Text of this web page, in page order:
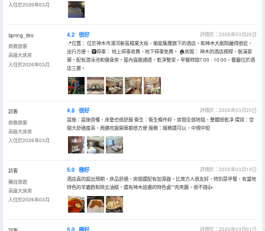
入住於2026年03月
Spring_Bro
商務旅客
高級大床房
入住於2026年03月
4.2 很好
評價於：2026年03月26日
📍位置： 位於神木市濱河新區楊業大街，榆能集團旗下的酒店，和神木大劇院離得很近，
出行方便。 🅿停車： 地上停車收費，地下停車免費。 🏠房間： 神木的酒店標桿，裝潢豪
華，配有游泳池和健身房。屋內寬敞通透，乾淨整潔，早餐時間7:00 - 10:00，餐廳位於酒
店三層。
訪客
商務旅客
高級大床房
入住於2026年03月
4.8 很好
評價於：2026年03月20日
設施：設施齊備，床墊也很舒服 衞生：衞生條件好，房間全部地毯，整體很乾凈 環境：空
間大舒適度高，周邊吃飯開車都很方便 服務：服務還可以，中規中矩
訪客
獨自旅遊
高級大床房
入住於2026年03月
5.0 極好
評價於：2026年03月19日
酒店真的超出預期，床品舒適，房間還配有加濕器，比南方人很友好，特別是早餐，有當地
特色的羊雜麪和陝北油糕，還有神木這邊的特色鹵**肉夾饃，很不錯👍
5.0 極好
評價於：2026年03月01日